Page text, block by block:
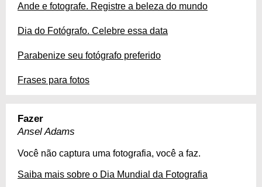
Ande e fotografe. Registre a beleza do mundo
Dia do Fotógrafo. Celebre essa data
Parabenize seu fotógrafo preferido
Frases para fotos
Fazer
Ansel Adams
Você não captura uma fotografia, você a faz.
Saiba mais sobre o Dia Mundial da Fotografia